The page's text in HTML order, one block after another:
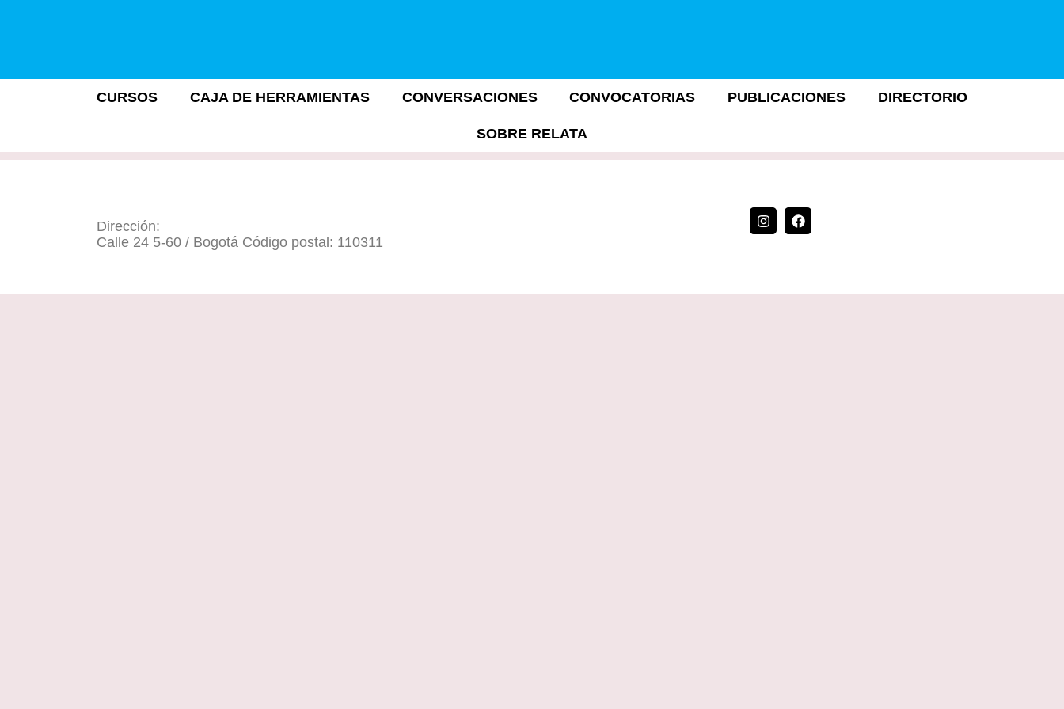
CURSOS CAJA DE HERRAMIENTAS CONVERSACIONES CONVOCATORIAS PUBLICACIONES DIRECTORIO
SOBRE RELATA
Dirección:
Calle 24 5-60 / Bogotá Código postal: 110311